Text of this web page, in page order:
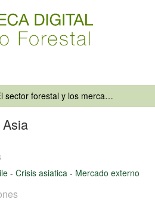
El sector forestal y los mercados de Asia
- Crisis asiatica - Mercado externo